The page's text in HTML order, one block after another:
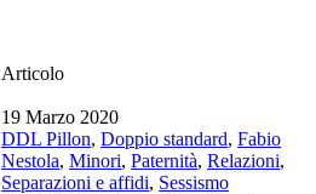
Articolo
19 Marzo 2020
DDL Pillon,Doppio standard,Fabio
Nestola,Minori,Paternità,Relazioni,
Separazioni e affidi, Sessismo